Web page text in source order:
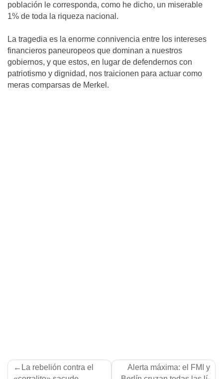
población le corresponda, como he dicho, un miserable
1% de toda la riqueza nacional.
La tragedia es la enorme connivencia entre los intereses
financieros paneuropeos que dominan a nuestros
gobiernos, y que estos, en lugar de defendernos con
patriotismo y dignidad, nos traicionen para actuar como
meras comparsas de Merkel.
Navegación
La rebelión contra el
Alerta máxima: el FMI y